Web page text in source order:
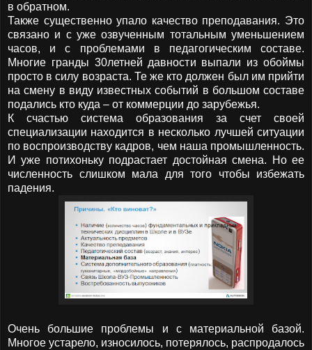
в обратном.
Также существенно упало качество преподавания. Это
связано и с уже озвученным тотальным уменьшением
часов, и с проблемами в педагогическим составе.
Многие гранды 30летней давности выпали из обоймы
просто в силу возраста. Те же кто должен был им прийти
на смену в виду известных событий в большом составе
подались кто куда – от коммерции до зарубежья.
К счастью система образования за счет своей
специализации находится в несколько лучшей ситуации
по воспроизводству кадров, чем наша промышленность.
И уже потихоньку подрастает достойная смена. Но ее
численность слишком мала для того чтобы избежать
падения.
Очень большие проблемы и с материальной базой.
Многое устарело, износилось, потерялось, распродалось